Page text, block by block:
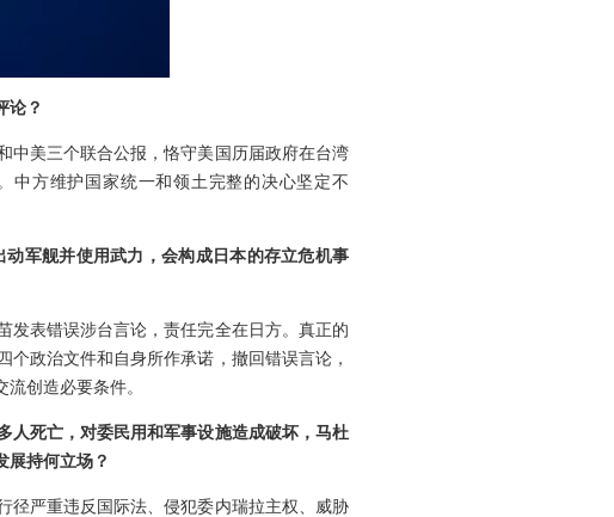
论？
中美三个联合公报，恪守美国历届政府在台湾
中方维护国家统一和领土完整的决心坚定不
军舰并使用武力，会构成日本的存立危机事
发表错误涉台言论，责任完全在日方。真正的
政治文件和自身所作承诺，撤回错误言论，
创造必要条件。
人死亡，对委民用和军事设施造成破坏，马杜
展持何立场？
径严重违反国际法、侵犯委内瑞拉主权、威胁